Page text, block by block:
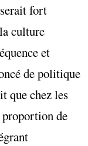
fort
culture
et
de politique
que chez les
de